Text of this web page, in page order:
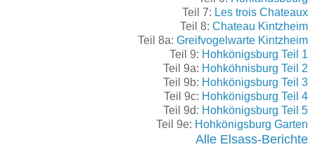
Teil 7: Les trois Chateaux
Teil 8: Chateau Kintzheim
Teil 8a: Greifvogelwarte Kintzheim
Teil 9: Hohkönigsburg Teil 1
Teil 9a: Hohköhnisburg Teil 2
Teil 9b: Hohkönigsburg Teil 3
Teil 9c: Hohkönigsburg Teil 4
Teil 9d: Hohkönigsburg Teil 5
Teil 9e: Hohkönigsburg Garten
Alle Elsass-Berichte